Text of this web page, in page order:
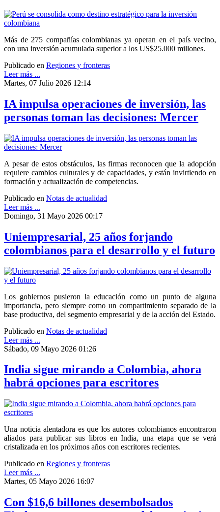
Más de 275 compañías colombianas ya operan en el país vecino,
con una inversión acumulada superior a los US$25.000 millones.
Publicado en Regiones y fronteras
Leer más ...
Martes, 07 Julio 2026 12:14
IA impulsa operaciones de inversión, las
personas toman las decisiones: Mercer
A pesar de estos obstáculos, las firmas reconocen que la adopción
requiere cambios culturales y de capacidades, y están invirtiendo en
formación y actualización de competencias.
Publicado en Notas de actualidad
Leer más ...
Domingo, 31 Mayo 2026 00:17
Uniempresarial, 25 años forjando
colombianos para el desarrollo y el futuro
Los gobiernos pusieron la educación como un punto de alguna
importancia, pero siempre como un compartimiento separado de la
base productiva, del segmento empresarial y de la acción del Estado.
Publicado en Notas de actualidad
Leer más ...
Sábado, 09 Mayo 2026 01:26
India sigue mirando a Colombia, ahora
habrá opciones para escritores
Una noticia alentadora es que los autores colombianos encontraron
aliados para publicar sus libros en India, una etapa que se verá
cristalizada en los próximos años con escritores recientes.
Publicado en Regiones y fronteras
Leer más ...
Martes, 05 Mayo 2026 16:07
Con $16,6 billones desembolsados